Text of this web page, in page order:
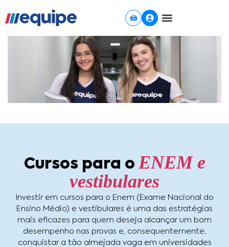
para
Cursos para oENEM e
vestibulares
Investir em cursos para o Enem (Exame Nacional do
Ensino Médio) e vestibulares é uma das estratégias
mais eficazes para quem deseja alcançar um bom
desempenho nas provas e, consequentemente,
conquistar a tão almejada vaga em universidades